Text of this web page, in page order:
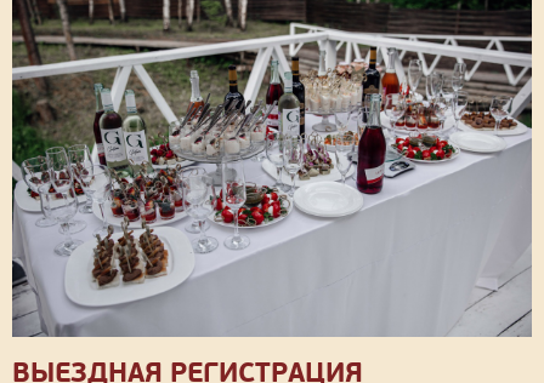
ВЫЕЗДНАЯ РЕГИСТРАЦИЯ